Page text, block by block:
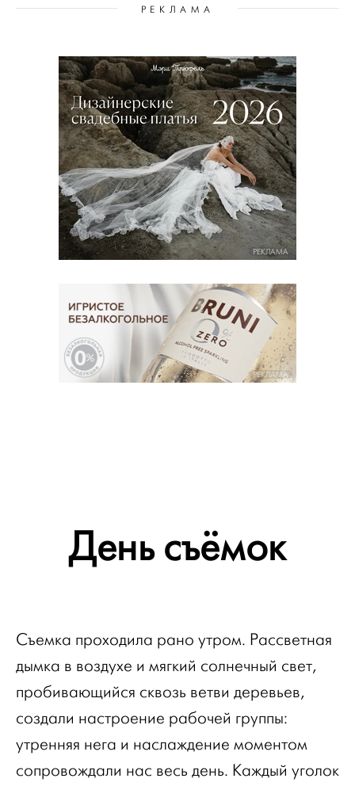
РЕКЛАМА
РЕКЛАМА
РЕКЛАМА
День съёмок
Съемка проходила рано утром. Рассветная
дымка в воздухе и мягкий солнечный свет,
пробивающийся сквозь ветви деревьев,
создали настроение рабочей группы:
утренняя нега и наслаждение моментом
сопровождали нас весь день. Каждый уголок